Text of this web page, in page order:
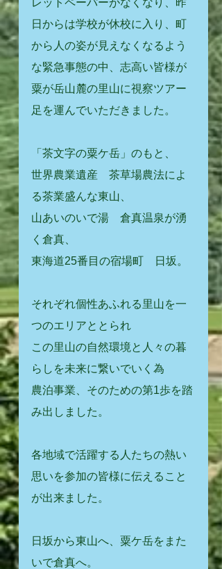
レットペーパーがなくなり、昨
日からは学校が休校に入り、町
から人の姿が見えなくなるよう
な緊急事態の中、志高い皆様が
粟が岳山麓の里山に視察ツアー
足を運んでいただきました。
「茶文字の粟ケ岳」のもと、
世界農業遺産　茶草場農法によ
る茶業盛んな東山、
山あいのいで湯　倉真温泉が湧
く倉真、
東海道25番目の宿場町　日坂。
それぞれ個性あふれる里山を一
つのエリアととられ
この里山の自然環境と人々の暮
らしを未来に繋いでいく為
農泊事業、そのための第1歩を踏
み出しました。
各地域で活躍する人たちの熱い
思いを参加の皆様に伝えること
が出来ました。
日坂から東山へ、粟ケ岳をまた
いで倉真へ。